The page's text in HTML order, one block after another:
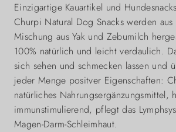
Einzigartige Kauartikel und Hundesnacks
Churpi Natural Dog Snacks werden
Mischung aus Yak und Zebumilch
100% natürlich und leicht verdaulich.
sich sehen und schmecken lassen und
jeder Menge positver Eigenschaften:
natürliches Nahrungsergänzungsmittel,
immunstimulierend, pflegt das
Magen-Darm-Schleimhaut.